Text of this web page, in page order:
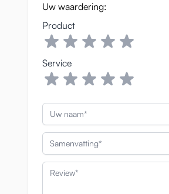
Uw waardering:
Product
Service
Uw naam
Samenvatting
Review